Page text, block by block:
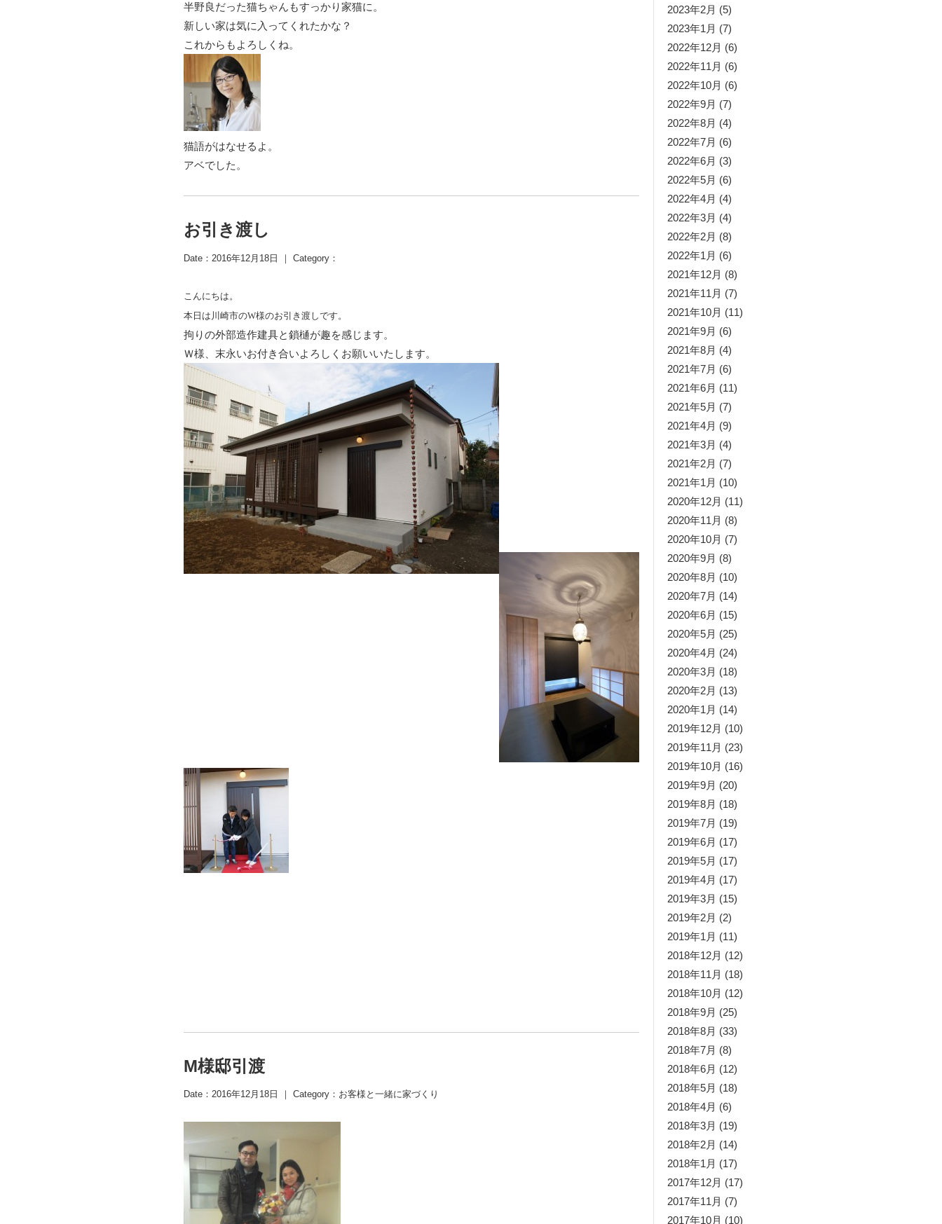
2023年2月 (5)
2023年1月 (7)
2022年12月 (6)
2022年11月 (6)
2022年10月 (6)
2022年9月 (7)
2022年8月 (4)
2022年7月 (6)
2022年6月 (3)
2022年5月 (6)
2022年4月 (4)
2022年3月 (4)
2022年2月 (8)
2022年1月 (6)
2021年12月 (8)
2021年11月 (7)
2021年10月 (11)
2021年9月 (6)
2021年8月 (4)
2021年7月 (6)
2021年6月 (11)
2021年5月 (7)
2021年4月 (9)
2021年3月 (4)
2021年2月 (7)
2021年1月 (10)
2020年12月 (11)
2020年11月 (8)
2020年10月 (7)
2020年9月 (8)
2020年8月 (10)
2020年7月 (14)
2020年6月 (15)
2020年5月 (25)
2020年4月 (24)
2020年3月 (18)
2020年2月 (13)
2020年1月 (14)
2019年12月 (10)
2019年11月 (23)
2019年10月 (16)
2019年9月 (20)
2019年8月 (18)
2019年7月 (19)
2019年6月 (17)
2019年5月 (17)
2019年4月 (17)
2019年3月 (15)
2019年2月 (2)
2019年1月 (11)
2018年12月 (12)
2018年11月 (18)
2018年10月 (12)
2018年9月 (25)
2018年8月 (33)
2018年7月 (8)
2018年6月 (12)
2018年5月 (18)
2018年4月 (6)
2018年3月 (19)
2018年2月 (14)
2018年1月 (17)
2017年12月 (17)
2017年11月 (7)
2017年10月 (10)
半野良だった猫ちゃんもすっかり家猫に。
新しい家は気に入ってくれたかな？
これからもよろしくね。
猫語がはなせるよ。
アベでした。
お引き渡し
Date：2016年12月18日 ｜ Category：
こんにちは。
本日は川崎市のW様のお引き渡しです。
拘りの外部造作建具と鎖樋が趣を感じます。
Ｗ様、末永いお付き合いよろしくお願いいたします。
M様邸引渡
Date：2016年12月18日 ｜ Category： お客様と一緒に家づくり